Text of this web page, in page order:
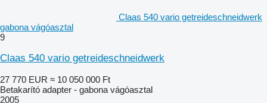
Claas 540 vario getreideschneidwerk
gabona vágóasztal
9
Claas 540 vario getreideschneidwerk
27 770 EUR ≈ 10 050 000 Ft
Betakarító adapter - gabona vágóasztal
2005